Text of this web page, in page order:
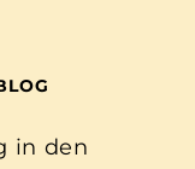
in den